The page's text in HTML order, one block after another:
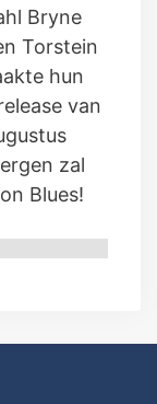
Bryne
Torstein
hun
van
zal
Blues!